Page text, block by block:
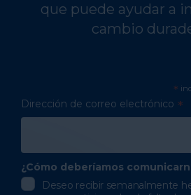
que puede ayudar a
cambio
*
Dirección de correo electrónico *
¿Cómo deberíamos
Deseo recibir semanalmente